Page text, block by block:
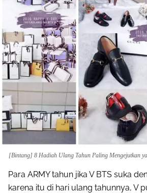
[Bintang] 8 Hadiah Ulang Tahun Paling Mengejutkan
Para ARMY tahun jika V BTS suka
karena itu di hari ulang tahunnya, V